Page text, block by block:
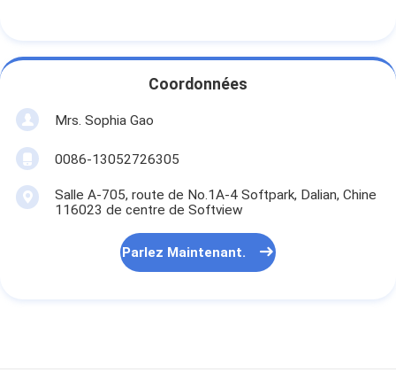
Coordonnées
Mrs. Sophia Gao
0086-13052726305
Salle A-705, route de No.1A-4 Softpark, Dalian, Chine
116023 de centre de Softview
Parlez Maintenant.